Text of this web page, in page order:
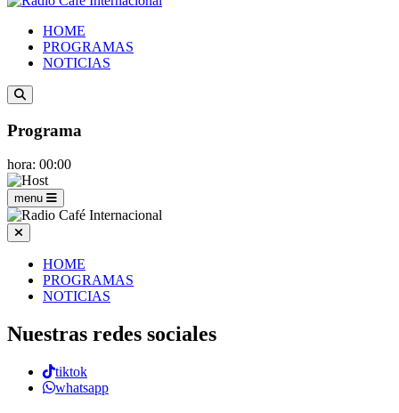
HOME
PROGRAMAS
NOTICIAS
Programa
hora: 00:00
menu
HOME
PROGRAMAS
NOTICIAS
Nuestras redes sociales
tiktok
whatsapp